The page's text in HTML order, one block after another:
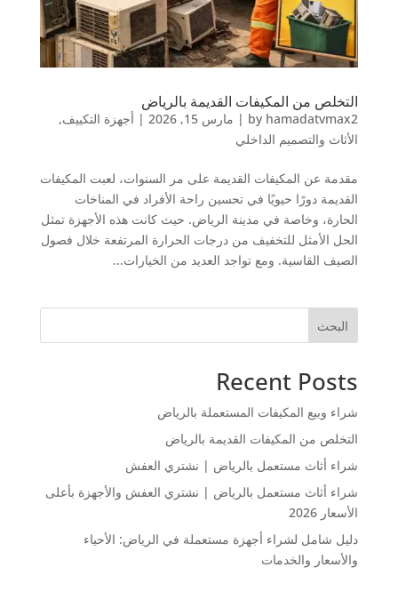
التخلص من المكيفات القديمة بالرياض
by hamadatvmax2
| مارس 15, 2026 | أجهزة التكييف,
الأثاث والتصميم الداخلي
مقدمة عن المكيفات القديمة على مر السنوات، لعبت المكيفات
القديمة دورًا حيويًا في تحسين راحة الأفراد في المناخات
الحارة، وخاصة في مدينة الرياض. حيث كانت هذه الأجهزة تمثل
الحل الأمثل للتخفيف من درجات الحرارة المرتفعة خلال فصول
الصيف القاسية. ومع تواجد العديد من الخيارات...
البحث
Recent Posts
شراء وبيع المكيفات المستعملة بالرياض
التخلص من المكيفات القديمة بالرياض
شراء أثاث مستعمل بالرياض | نشتري العفش
شراء أثاث مستعمل بالرياض | نشتري العفش والأجهزة بأعلى
الأسعار 2026
دليل شامل لشراء أجهزة مستعملة في الرياض: الأحياء
والأسعار والخدمات